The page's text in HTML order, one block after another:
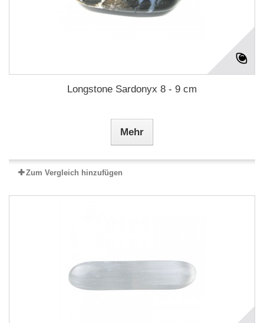
Longstone Sardonyx 8 - 9 cm
Mehr
Zum Vergleich hinzufügen